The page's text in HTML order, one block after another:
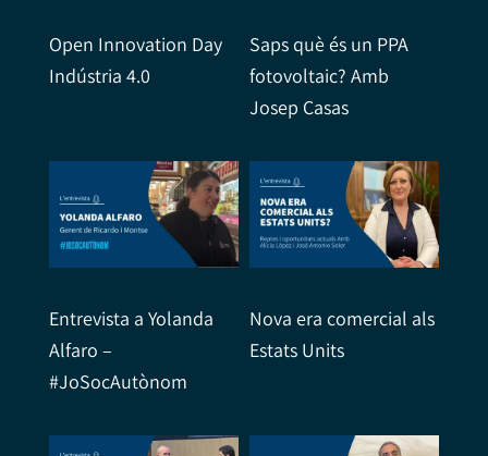
Open Innovation Day
Indústria 4.0
Saps què és un PPA
fotovoltaic? Amb
Josep Casas
Entrevista a Yolanda
Alfaro –
#JoSocAutònom
Nova era comercial als
Estats Units